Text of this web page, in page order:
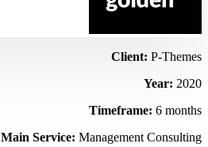
Client: P-Themes
Year: 2020
Timeframe: 6 months
Main Service: Management Consulting